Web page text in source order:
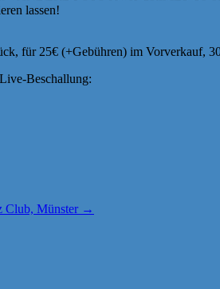
lassen!
25€ (+Gebühren) im Vorverkauf,
Beschallung:
Club, Münster →